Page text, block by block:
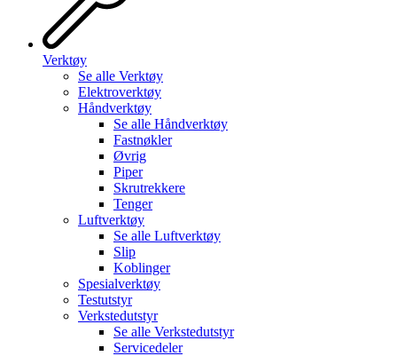
Verktøy
Se alle Verktøy
Elektroverktøy
Håndverktøy
Se alle Håndverktøy
Fastnøkler
Øvrig
Piper
Skrutrekkere
Tenger
Luftverktøy
Se alle Luftverktøy
Slip
Koblinger
Spesialverktøy
Testutstyr
Verkstedutstyr
Se alle Verkstedutstyr
Servicedeler